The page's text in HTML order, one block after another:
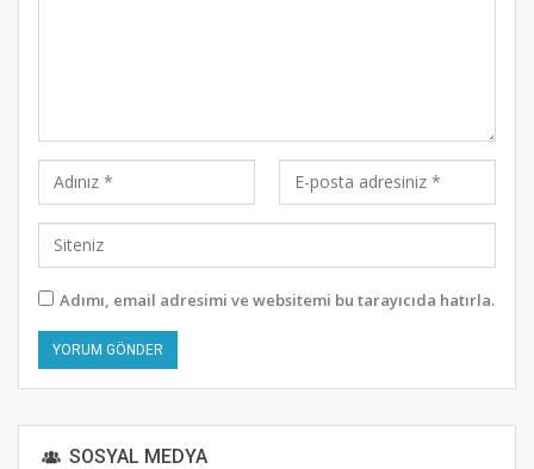
Adımı, email adresimi ve websitemi bu tarayıcıda hatırla.
SOSYAL MEDYA